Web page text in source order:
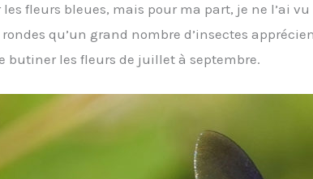
fleurs bleues, mais pour ma part, je ne l’ai
qu’un grand nombre d’insectes
butiner les fleurs de juillet à septembre.